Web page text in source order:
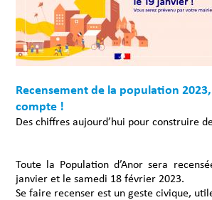
Recensement de la population
compte !
Des chiffres aujourd’hui pour construire
Toute la Population d’Anor sera
janvier et le samedi 18 février 2023.
Se faire recenser est un geste civique,